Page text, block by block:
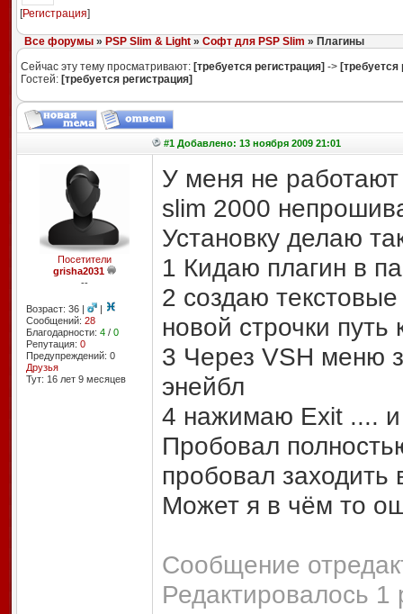
[Регистрация]
Все форумы» PSP Slim & Light» Софт для PSP Slim » Плагины
Сейчас эту тему просматривают: [требуется регистрация] -> [требуется
Гостей: [требуется регистрация]
#1 Добавлено: 13 ноября 2009 21:01
Посетители
grisha2031
--
Возраст: 36 |
|
Сообщений: 28
Благодарности: 4/ 0
Репутация: 0
Предупреждений: 0
Друзья
Тут: 16 лет 9 месяцев
У меня не
slim 2000
Установку делаю
1 Кидаю плагин в
2 создаю
новой строчки путь
3 Через VSH меню
энейбл
4 нажимаю Exit .... и
Пробовал
пробовал заходить
Может я в чём то
Сообщение
Редактировалось 1